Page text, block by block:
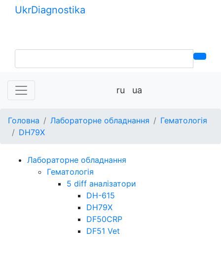
UkrDiagnostika
ru ua
Головна Лабораторне обладнання
Гематологія
DH79Х
Лабораторне обладнання
Гематологія
5 diff аналізатори
DH-615
DH79Х
DF50CRP
DF51 Vet